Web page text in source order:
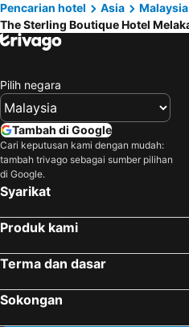
Pencarian hotel
Asia Malaysia
The Sterling Boutique Hotel
Pilih negara
Tambah di Google
Cari keputusan kami dengan mudah:
tambah trivago sebagai sumber pilihan
di Google.
Syarikat
Produk kami
Terma dan dasar
Sokongan